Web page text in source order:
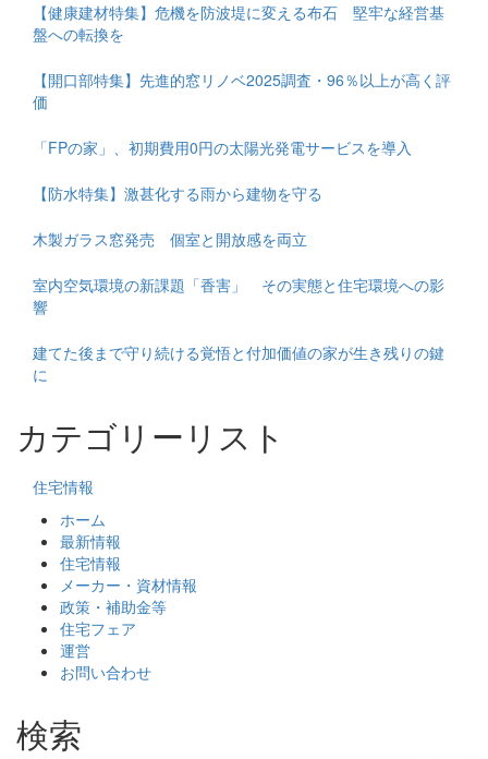
【健康建材特集】危機を防波堤に変える布石 堅牢な経営基
盤への転換を
【開口部特集】先進的窓リノベ2025調査・96％以上が高く評
価
「FPの家」、初期費用0円の太陽光発電サービスを導入
【防水特集】激甚化する雨から建物を守る
木製ガラス窓発売 個室と開放感を両立
室内空気環境の新課題「香害」 その実態と住宅環境への影
響
建てた後まで守り続ける覚悟と付加価値の家が生き残りの鍵
に
カテゴリーリスト
住宅情報
ホーム
最新情報
住宅情報
メーカー・資材情報
政策・補助金等
住宅フェア
運営
お問い合わせ
検索